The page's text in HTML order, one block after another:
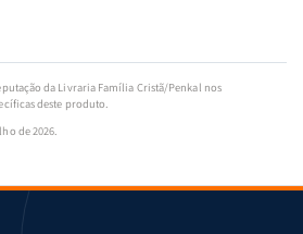
da Livraria Família Cristã/Penkal nos
deste produto.
de 2026.